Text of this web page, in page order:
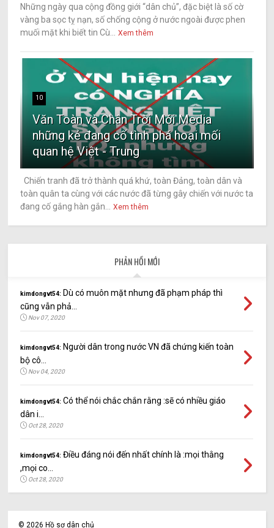
Những ngày qua cộng đồng giới “dân chủ”, đặc biệt là số cờ
vàng ba sọc tỵ nạn, số chống cộng ở nước ngoài được phen
muối mặt khi biết tin Cù...
Xem thêm
10
Văn Toàn và Chân Trời Mới Media
những kẻ đang cố tình phá hoại mối
quan hệ Việt - Trung
Chiến tranh đã trở thành quá khứ, toàn Đảng, toàn dân và
toàn quân ta cùng với các nước đã từng gây chiến với nước ta
đang cố gắng hàn gắn...
Xem thêm
PHẢN HỒI MỚI
kimdongvt54: Dù có muôn mặt nhưng đã phạm pháp thì
cũng vẫn phả...
Nov 07, 2020
kimdongvt54: Người dân trong nước VN đã chứng kiến toàn
bộ cô...
Nov 04, 2020
kimdongvt54: Có thể nói chắc chắn rằng :sẽ có nhiều giáo
dân i...
Oct 28, 2020
kimdongvt54: Điều đáng nói đến nhất chính là :mọi thằng
,mọi co...
Oct 28, 2020
©2026 Hồ sơ dân chủ